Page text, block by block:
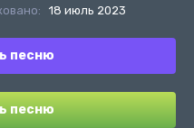
18 июль 2023
песню
песню